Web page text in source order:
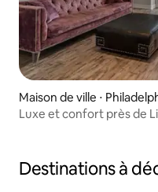
Maison de ville ⋅
Luxe et confort près de
Destinations à